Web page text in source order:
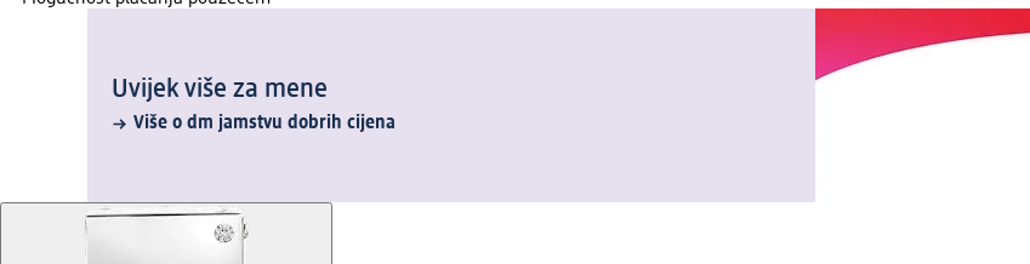
Uvijek više za mene
Više o dm jamstvu dobrih cijena